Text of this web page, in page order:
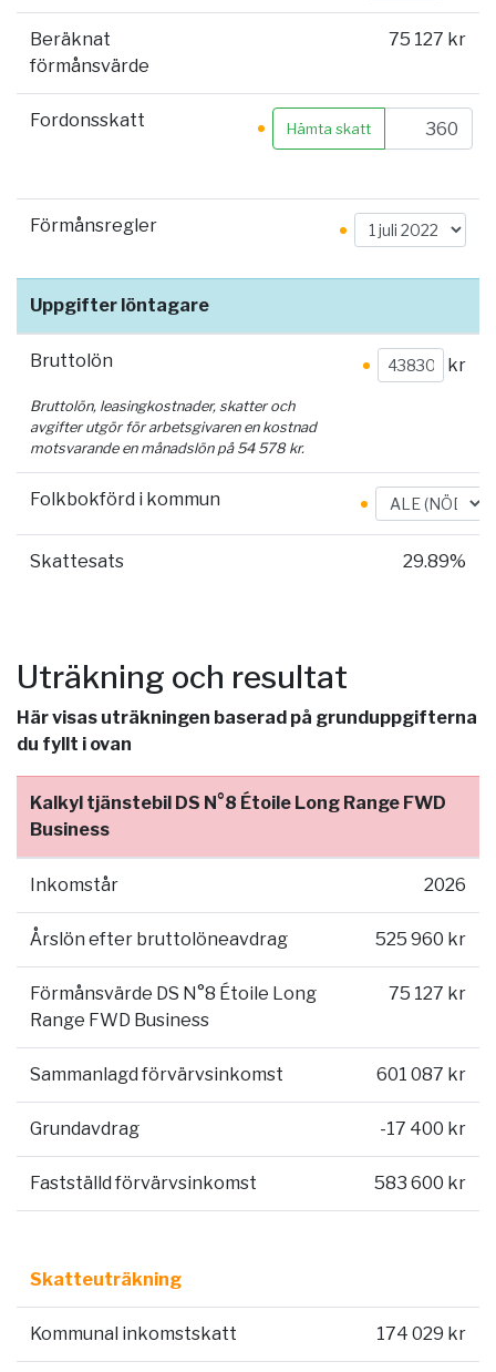
Beräknat
förmånsvärde
75 127 kr
Fordonsskatt Hämta skatt
Förmånsregler
Uppgifter löntagare
Bruttolön kr
Bruttolön, leasingkostnader, skatter och
avgifter utgör för arbetsgivaren en kostnad
motsvarande en månadslön på 54 578kr.
Folkbokförd i kommun
Skattesats 29.89%
Uträkning och resultat
Här visas uträkningen baserad på grunduppgifterna
du fyllt i ovan
Kalkyl tjänstebil DS N°8 Étoile Long Range FWD
Business
Inkomstår 2026
Årslön efter bruttolöneavdrag 525 960 kr
Förmånsvärde DS N°8 Étoile Long
Range FWD Business
75 127 kr
Sammanlagd förvärvsinkomst 601 087 kr
Grundavdrag -17 400 kr
Fastställd förvärvsinkomst 583 600 kr
Skatteuträkning
Kommunal inkomstskatt 174 029 kr